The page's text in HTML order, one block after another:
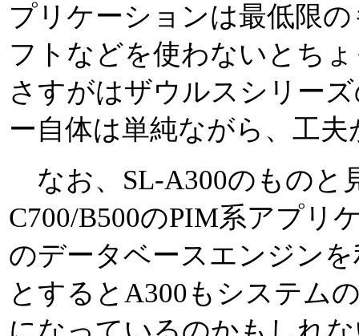
プリケーションは最低限
フトなどを使わないとち
さすがはザウルスシリー
ー自体は単純ながら、工
なお、SL-A300のものと
C700/B500のPIM系アプリ
のデータベースエンジン
とするとA300もシステム